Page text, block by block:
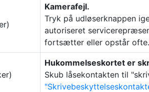
Kamerafejl.
Tryk på udløserknappen
autoriseret
fortsætter eller opstår ofte.
Hukommelseskortet er
Skub låsekontakten til